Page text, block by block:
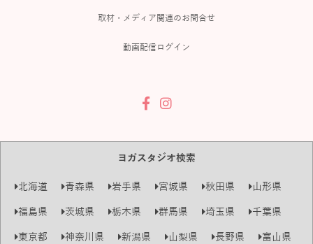
取材・メディア関連のお問合せ
動画配信ログイン
ヨガスタジオ検索
北海道 青森県 岩手県 宮城県 秋田県
山形県
福島県
茨城県 栃木県 群馬県 埼玉県
千葉県
東京都
神奈川県 新潟県 山梨県 長野県 富山県